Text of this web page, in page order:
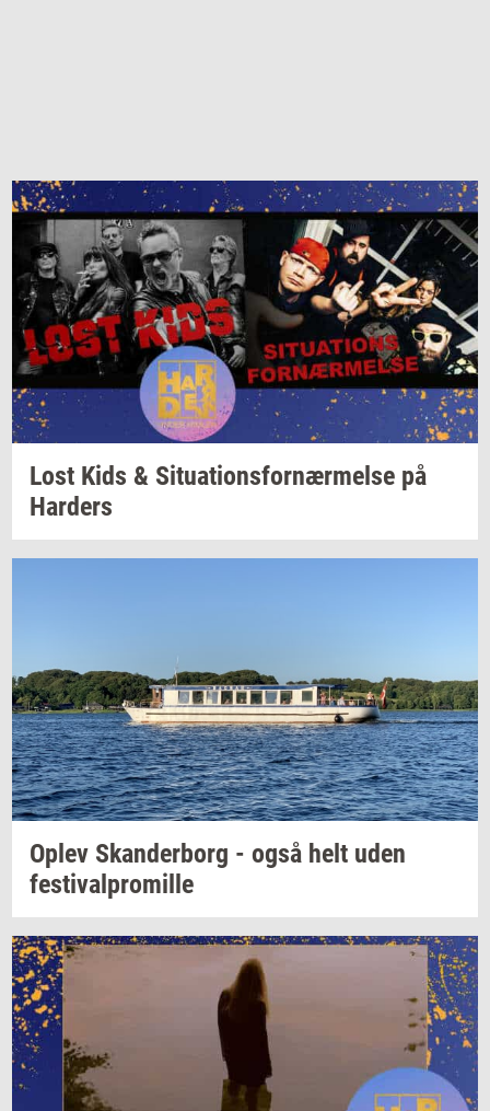
Lost Kids & Si­tu­a­tions­for­nær­mel­se på
Har­ders
Oplev Skan­der­borg - også helt uden
festi­val­pro­mil­le